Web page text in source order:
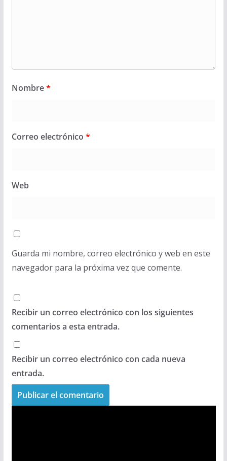
Nombre*
Correo electrónico *
Web
Guarda mi nombre, correo electrónico y web en este
navegador para la próxima vez que comente.
Recibir un correo electrónico con los siguientes
comentarios a esta entrada.
Recibir un correo electrónico con cada nueva
entrada.